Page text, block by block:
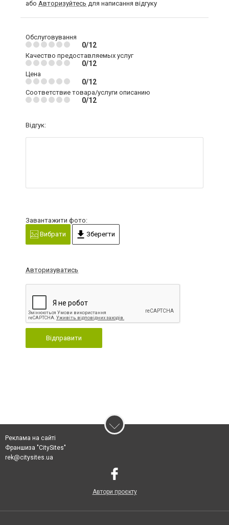
або Авторизуйтесь для написання відгуку
Обслуговування
0/12
Качество предоставляемых услуг
0/12
Цена
0/12
Соответствие товара/услуги описанию
0/12
Відгук:
Завантажити фото:
Вибрати
Зберегти
Авторизуватись
Відправити
Реклама на сайті
Франшиза "CitySites"
rek@citysites.ua
Автори проєкту